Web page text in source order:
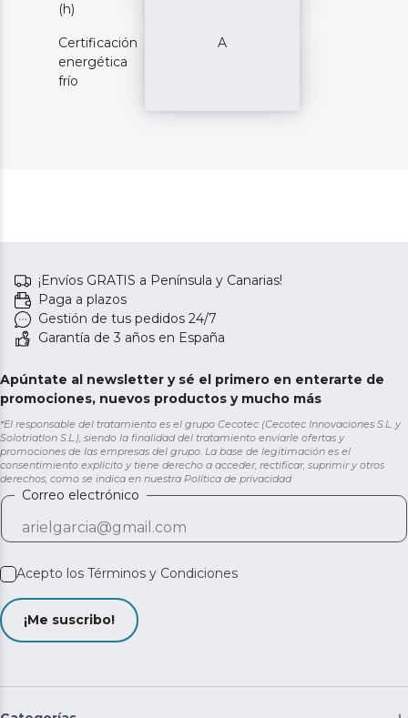
(h)
Certificación
energética
frío
A
¡Envíos GRATIS a Península y Canarias!
Paga a plazos
Gestión de tus pedidos 24/7
Garantía de 3 años en España
Apúntate al newsletter y sé el primero en enterarte de
promociones, nuevos productos y mucho más
*El responsable del tratamiento es el grupo Cecotec (Cecotec Innovaciones S.L. y
Solotriatlon S.L.), siendo la finalidad del tratamiento enviarle ofertas y
promociones de las empresas del grupo. La base de legitimación es el
consentimiento explícito y tiene derecho a acceder, rectificar, suprimir y otros
derechos, como se indica en nuestra Política de privacidad
Correo electrónico
Acepto los Términos y Condiciones
¡Me suscribo!